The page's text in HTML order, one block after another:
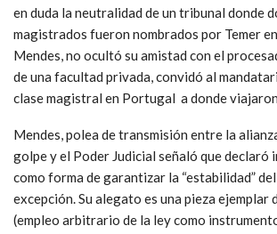
en duda la neutralidad de un tribunal donde
magistrados fueron nombrados por Temer
Mendes, no ocultó su amistad con el
de una facultad privada, convidó al
clase magistral en Portugal a donde
Mendes, polea de transmisión entre la
golpe y el Poder Judicial señaló que declaró
como forma de garantizar la “estabilidad”
excepción. Su alegato es una pieza ejemplar
(empleo arbitrario de la ley como